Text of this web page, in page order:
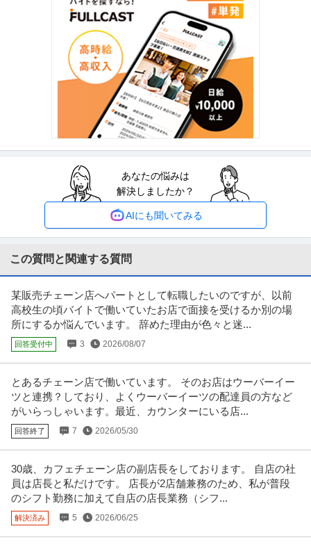
・アパレル商品の倉庫作業 …続きを見る
ホールスタッフ／人気ラーメン店 ホール！週1・3h～OK！／らあ
めん花月嵐 デックス東京ビーチ店
グロービート・ジャパン株式会社
パート・アルバイト 未経験OK 交通費支給 学歴不問
―――――――――――――― この仕事のおすすめポイント！ ――――――
―――――――― ・らあめ
…続きを見る
警備員 大人気／夏のイベント案件も盛り沢山／自由シフト制！週
払いもOK／毎週水曜日がお給料日最短翌日面接OK！応募後に届
くURLから面接日時を選んでね交通費全額支給なので遠方の方も
問題なし！未経験歓迎 ／ 警備スタッフ
シンテイ警備株式会社 松戸支社 北千住・竹ノ塚・梅島(イベント-2)エリア/A3
203200113
未経験OK
日給1万円〜1.1万円
やすい＆続けやすい♪ 今 …続きを見る
自転車修理メンテナンススタッフ／時給1600円-／社員登用あり／
接客なし
株式会社ドクターペダル
新着 パート・アルバイト 交通費支給 学歴不問 シフト制
時給1,600円
即戦力となる経験者の方のみの募集となります。 街中でよく⾒かけるシェア
サイクル☆ 勝どき駅近くの倉
提供：エンゲージ
イベントスタッフ／キャンペーンスタッフ／案内・受付
iLs合同会社
時給1,700円〜2,300円
【安心】 現場には同社スタッフ最低2名以上、1名の現場はありません！ 【安
心】 新幹線利用や宿泊の …続きを見る
あなたの悩みは
解決しましたか？
AIにも聞いてみる
この質問と関連する質問
某販売チェーン店へパートとして転職したいのですが、以前
高校生の頃バイトで働いていたお店で面接を受けるか別の場
所にするか悩んでいます。 辞めた理由が色々と迷...
回答受付中 3 2026/08/07
とあるチェーン店で働いています。 そのお店はウーバーイー
ツと連携？しており、よくウーバーイーツの配達員の方など
がいらっしゃいます。最近、カウンターにいる店...
回答終了 7 2026/05/30
30歳、カフェチェーン店の副店長をしております。 自店の社
員は店長と私だけです。 店長が2店舗兼務のため、私が普段
のシフト勤務に加えて自店の店長業務（シフ...
解決済み 5 2026/06/25